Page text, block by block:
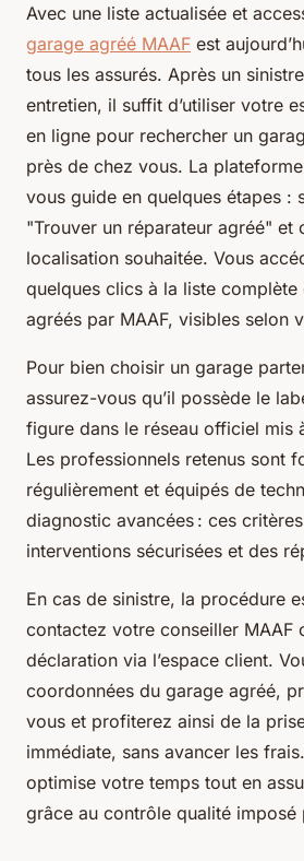
Avec une liste actualisée et
garage agréé MAAF est
tous les assurés. Après un
entretien, il suffit d’utiliser votre
en ligne pour rechercher un
près de chez vous. La
vous guide en quelques étapes :
"Trouver un réparateur agréé" et
localisation souhaitée. Vous
quelques clics à la liste complète
agréés par MAAF, visibles selon
Pour bien choisir un garage
assurez-vous qu’il possède le
figure dans le réseau officiel mis
Les professionnels retenus sont
régulièrement et équipés de
diagnostic avancées : ces
interventions sécurisées et des
En cas de sinistre, la procédure
contactez votre conseiller MAAF
déclaration via l’espace client.
coordonnées du garage agréé,
vous et profiterez ainsi de la
immédiate, sans avancer les
optimise votre temps tout en
grâce au contrôle qualité imposé